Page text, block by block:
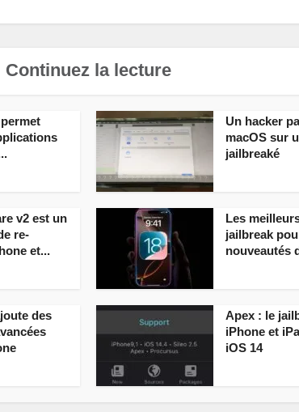
Continuez la lecture
Un hacker
macOS sur
jailbreaké
v2 est un
re-
et...
Les
jailbreak
nouveautés
des
Apex : le
iPhone et
iOS 14